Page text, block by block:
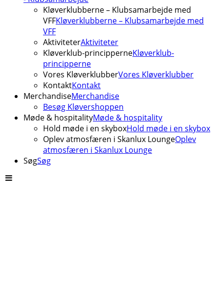
Kløverklubberne – Klubsamarbejde med
VFFKløverklubberne – Klubsamarbejde med
VFF
AktiviteterAktiviteter
Kløverklub-principperneKløverklub-
principperne
Vores KløverklubberVores Kløverklubber
KontaktKontakt
MerchandiseMerchandise
Besøg Kløvershoppen
Møde & hospitalityMøde & hospitality
Hold møde i en skyboxHold møde i en skybox
Oplev atmosfæren i Skanlux LoungeOplev
atmosfæren i Skanlux Lounge
SøgSøg